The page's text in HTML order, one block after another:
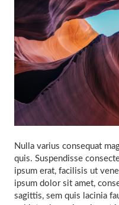
Nulla varius consequat
quis. Suspendisse
ipsum erat, facilisis ut
ipsum dolor sit amet,
sagittis, sem quis lacinia